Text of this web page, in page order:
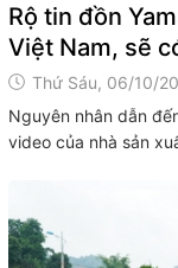
Rộ tin đồn
Việt Nam, sẽ
Thứ Sáu, 06/10/
Nguyên nhân dẫn
video của nhà sản
mẫu xe trong video